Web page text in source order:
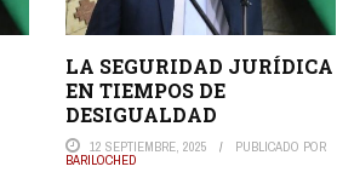
LA SEGURIDAD JURÍDICA
EN TIEMPOS DE
DESIGUALDAD
12 SEPTIEMBRE, 2025 PUBLICADO POR
BARILOCHED